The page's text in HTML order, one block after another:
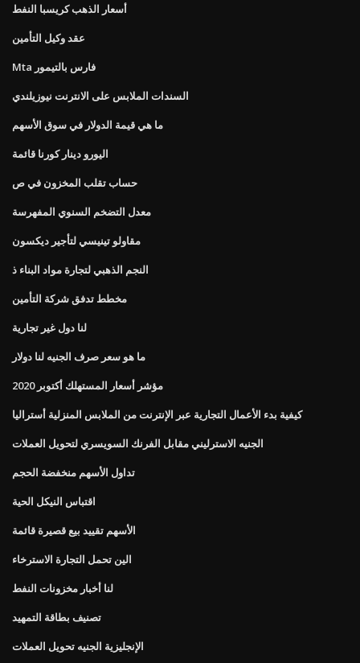
أسعار الذهب كريسبا النفط
عقد وكيل التأمين
Mta فارس بالتيمور
السندات الملابس على الانترنت نيوزيلندي
ما هي قيمة الدولار في سوق الأسهم
اليورو دينار كورنا قائمة
حساب تقلب المخزون في ص
معدل التضخم السنوي المفهرسة
مقاولو تينيسي لتأجير ديكسون
النجم الذهبي لتجارة مواد البناء ذ
مخطط تدفق شركة التأمين
لنا دول غير تجارية
ما هو سعر صرف الجنيه لنا دولار
مؤشر أسعار المستهلك أكتوبر 2020
كيفية بدء الأعمال التجارية عبر الإنترنت من الملابس المنزلية أستراليا
الجنيه الاسترليني مقابل الفرنك السويسري لتحويل العملات
تداول الأسهم منخفضة الحجم
اقتباس النيكل الحية
الأسهم تقييد بيع قصيرة قائمة
الين تحمل التجارة الاسترخاء
لنا أخبار مخزونات النفط
تصنيف بطاقة التمهيد
الإنجليزية الجنيه تحويل العملات